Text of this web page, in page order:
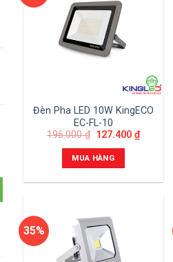
Đèn Pha LED 10W KingECO
EC-FL-10
196.000₫ 127.400 ₫
MUA HÀNG
35%